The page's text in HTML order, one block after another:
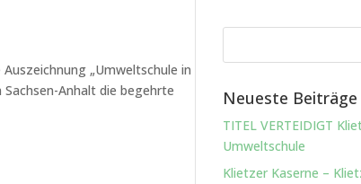
„Umweltschule in
Anhalt die begehrte
Neueste Beiträge
TITEL VERTEIDIGT
Umweltschule
Klietzer Kaserne –